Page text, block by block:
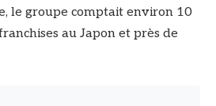
le groupe comptait environ 10
au Japon et près de